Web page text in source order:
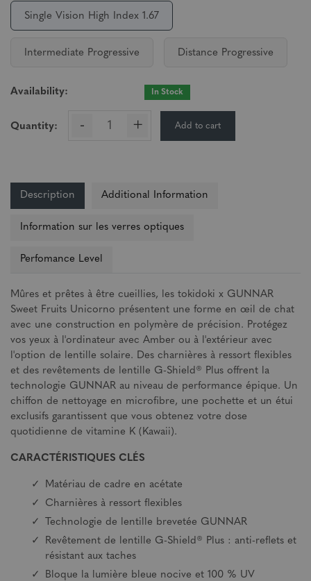
Single Vision High Index 1.67
Intermediate Progressive Distance Progressive
Availability: In Stock
Quantity: - + Add to cart
Description Additional Information
Information sur les verres optiques
Perfomance Level
Mûres et prêtes à être cueillies, les tokidoki x GUNNAR
Sweet Fruits Unicorno présentent une forme en œil de chat
avec une construction en polymère de précision. Protégez
vos yeux à l'ordinateur avec Amber ou à l'extérieur avec
l'option de lentille solaire. Des charnières à ressort flexibles
et des revêtements de lentille G-Shield® Plus offrent la
technologie GUNNAR au niveau de performance épique. Un
chiffon de nettoyage en microfibre, une pochette et un étui
exclusifs garantissent que vous obtenez votre dose
quotidienne de vitamine K (Kawaii).
CARACTÉRISTIQUES CLÉS
Matériau de cadre en acétate
Charnières à ressort flexibles
Technologie de lentille brevetée GUNNAR
Revêtement de lentille G-Shield® Plus : anti-reflets et
résistant aux taches
Bloque la lumière bleue nocive et 100 % UV